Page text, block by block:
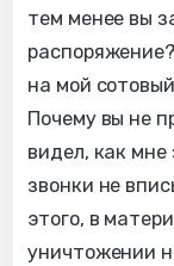
тем менее вы
на мой
Почему вы не
видел, как мне
звонки не
этого, в
уничтожении